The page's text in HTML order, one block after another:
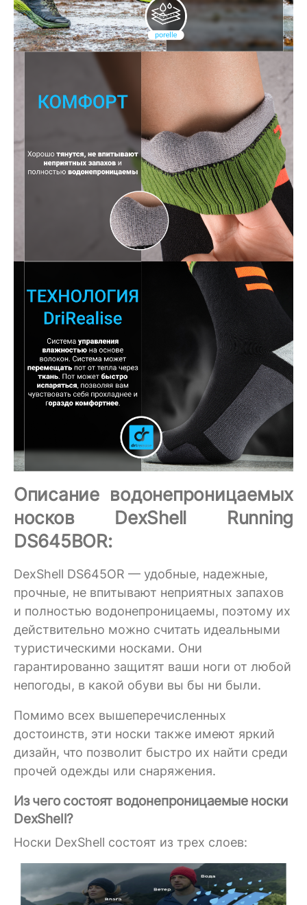
Описание водонепроницаемых
носков DexShell Running
DS645BOR:
DexShell DS645OR — удобные, надежные,
прочные, не впитывают неприятных запахов
и полностью водонепроницаемы, поэтому их
действительно можно считать идеальными
туристическими носками. Они
гарантированно защитят ваши ноги от любой
непогоды, в какой обуви вы бы ни были.
Помимо всех вышеперечисленных
достоинств, эти носки также имеют яркий
дизайн, что позволит быстро их найти среди
прочей одежды или снаряжения.
Из чего состоят водонепроницаемые носки
DexShell?
Носки DexShell состоят из трех слоев: